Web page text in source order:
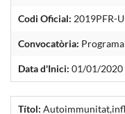
Codi Oficial: 2019PFR-
Convocatòria:
Data d'Inici: 01/01/2020
Títol: